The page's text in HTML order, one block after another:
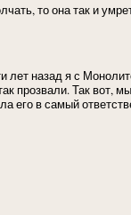
то она так и
назад я с
прозвали. Так вот,
его в самый